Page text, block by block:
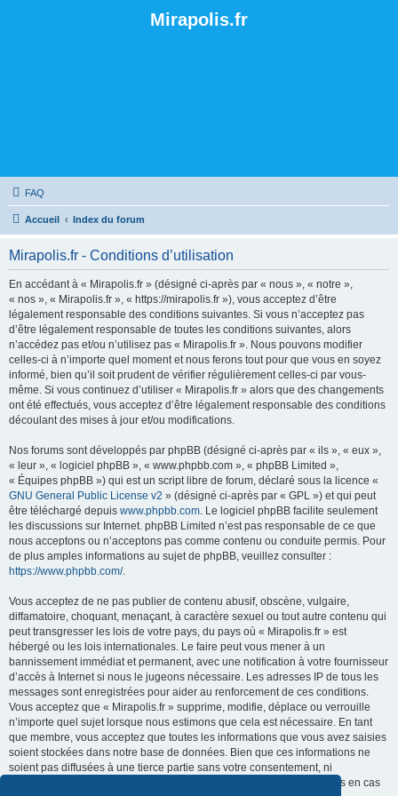
Mirapolis.fr
FAQ
Accueil Index du forum
Mirapolis.fr - Conditions d’utilisation
En accédant à « Mirapolis.fr » (désigné ci-après par « nous », « notre »,
« nos », « Mirapolis.fr », « https://mirapolis.fr »), vous acceptez d’être
légalement responsable des conditions suivantes. Si vous n’acceptez pas
d’être légalement responsable de toutes les conditions suivantes, alors
n’accédez pas et/ou n’utilisez pas « Mirapolis.fr ». Nous pouvons modifier
celles-ci à n’importe quel moment et nous ferons tout pour que vous en soyez
informé, bien qu’il soit prudent de vérifier régulièrement celles-ci par vous-
même. Si vous continuez d’utiliser « Mirapolis.fr » alors que des changements
ont été effectués, vous acceptez d’être légalement responsable des conditions
découlant des mises à jour et/ou modifications.
Nos forums sont développés par phpBB (désigné ci-après par « ils », « eux »,
« leur », « logiciel phpBB », « www.phpbb.com », « phpBB Limited »,
« Équipes phpBB ») qui est un script libre de forum, déclaré sous la licence «
GNU General Public License v2 » (désigné ci-après par « GPL ») et qui peut
être téléchargé depuis www.phpbb.com. Le logiciel phpBB facilite seulement
les discussions sur Internet. phpBB Limited n’est pas responsable de ce que
nous acceptons ou n’acceptons pas comme contenu ou conduite permis. Pour
de plus amples informations au sujet de phpBB, veuillez consulter :
https://www.phpbb.com/.
Vous acceptez de ne pas publier de contenu abusif, obscène, vulgaire,
diffamatoire, choquant, menaçant, à caractère sexuel ou tout autre contenu qui
peut transgresser les lois de votre pays, du pays où « Mirapolis.fr » est
hébergé ou les lois internationales. Le faire peut vous mener à un
bannissement immédiat et permanent, avec une notification à votre fournisseur
d’accès à Internet si nous le jugeons nécessaire. Les adresses IP de tous les
messages sont enregistrées pour aider au renforcement de ces conditions.
Vous acceptez que « Mirapolis.fr » supprime, modifie, déplace ou verrouille
n’importe quel sujet lorsque nous estimons que cela est nécessaire. En tant
que membre, vous acceptez que toutes les informations que vous avez saisies
soient stockées dans notre base de données. Bien que ces informations ne
soient pas diffusées à une tierce partie sans votre consentement, ni
« Mirapolis.fr », ni phpBB ne pourront être tenus comme responsables en cas